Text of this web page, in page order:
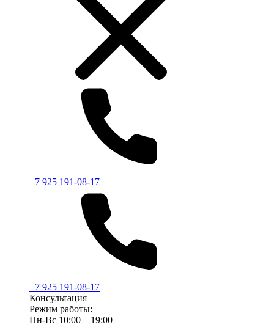
+7 925 191-08-17
+7 925 191-08-17
Консультация
Режим работы:
Пн-Вс 10:00—19:00